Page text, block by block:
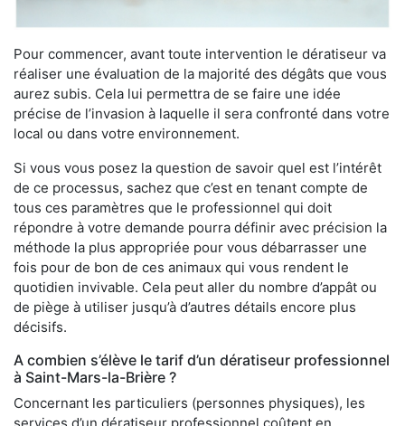
Pour commencer, avant toute intervention le dératiseur va
réaliser une évaluation de la majorité des dégâts que vous
aurez subis. Cela lui permettra de se faire une idée
précise de l’invasion à laquelle il sera confronté dans votre
local ou dans votre environnement.
Si vous vous posez la question de savoir quel est l’intérêt
de ce processus, sachez que c’est en tenant compte de
tous ces paramètres que le professionnel qui doit
répondre à votre demande pourra définir avec précision la
méthode la plus appropriée pour vous débarrasser une
fois pour de bon de ces animaux qui vous rendent le
quotidien invivable. Cela peut aller du nombre d’appât ou
de piège à utiliser jusqu’à d’autres détails encore plus
décisifs.
A combien s’élève le tarif d’un dératiseur professionnel
à Saint-Mars-la-Brière ?
Concernant les particuliers (personnes physiques), les